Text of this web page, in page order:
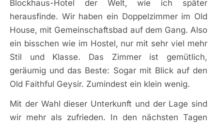
Blockhaus-Hotel der Welt, wie ich später
herausfinde. Wir haben ein Doppelzimmer im Old
House, mit Gemeinschaftsbad auf dem Gang. Also
ein bisschen wie im Hostel, nur mit sehr viel mehr
Stil und Klasse. Das Zimmer ist gemütlich,
geräumig und das Beste: Sogar mit Blick auf den
Old Faithful Geysir. Zumindest ein klein wenig.
Mit der Wahl dieser Unterkunft und der Lage sind
wir mehr als zufrieden. In den nächsten Tagen